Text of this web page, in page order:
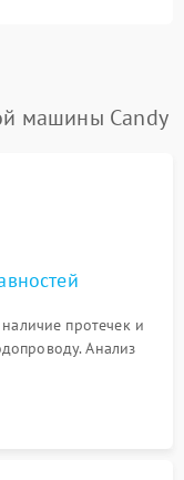
машины Candy
протечек и
Анализ
вращения
системы защиты